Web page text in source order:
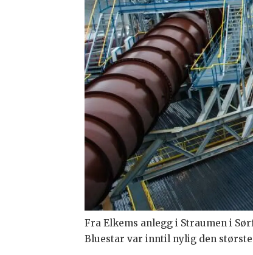
Fra Elkems anlegg i Straumen i
Bluestar var inntil nylig den